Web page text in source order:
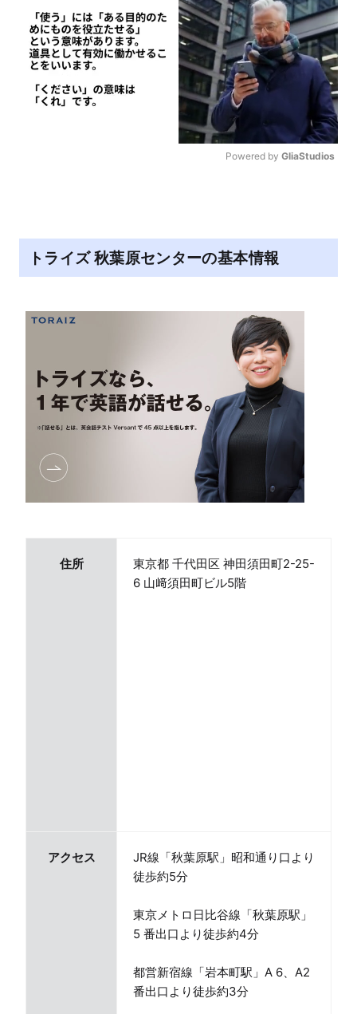
Powered by GliaStudios
トライズ 秋葉原センターの基本情報
住所
東京都 千代田区 神田須田町2-25-
6 山﨑須田町ビル5階
アクセス
JR線「秋葉原駅」昭和通り口より
徒歩約5分
東京メトロ日比谷線「秋葉原駅」
5 番出口より徒歩約4分
都営新宿線「岩本町駅」A 6、A2
番出口より徒歩約3分